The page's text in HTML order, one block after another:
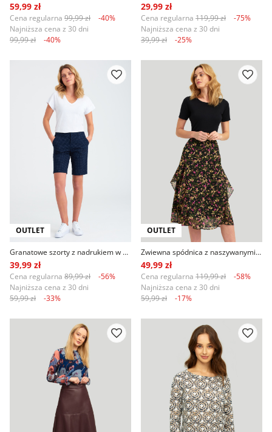
59,99 zł
Cena regularna 99,99 zł
-40%
Najniższa cena z 30 dni
99,99 zł
-40%
29,99 zł
Cena regularna 119,99 zł
-75%
Najniższa cena z 30 dni
39,99 zł
-25%
OUTLET
Granatowe szorty z nadrukiem w groszki
39,99 zł
Cena regularna 89,99 zł
-56%
Najniższa cena z 30 dni
59,99 zł
-33%
OUTLET
Zwiewna spódnica z naszywanymi falbanami, nadruk w kwiaty
49,99 zł
Cena regularna 119,99 zł
-58%
Najniższa cena z 30 dni
59,99 zł
-17%